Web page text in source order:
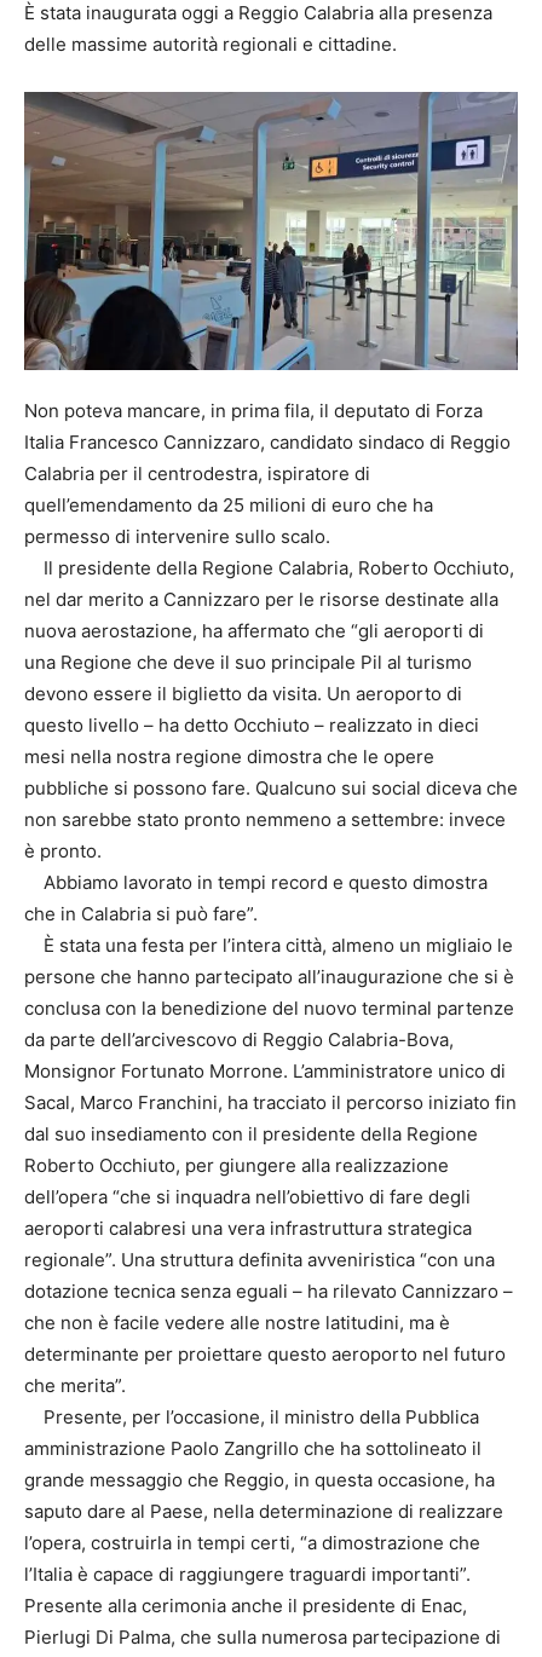
È stata inaugurata oggi a Reggio Calabria alla presenza
delle massime autorità regionali e cittadine.
Non poteva mancare, in prima fila, il deputato di Forza
Italia Francesco Cannizzaro, candidato sindaco di Reggio
Calabria per il centrodestra, ispiratore di
quell’emendamento da 25 milioni di euro che ha
permesso di intervenire sullo scalo.
Il presidente della Regione Calabria, Roberto Occhiuto,
nel dar merito a Cannizzaro per le risorse destinate alla
nuova aerostazione, ha affermato che “gli aeroporti di
una Regione che deve il suo principale Pil al turismo
devono essere il biglietto da visita. Un aeroporto di
questo livello – ha detto Occhiuto – realizzato in dieci
mesi nella nostra regione dimostra che le opere
pubbliche si possono fare. Qualcuno sui social diceva che
non sarebbe stato pronto nemmeno a settembre: invece
è pronto.
Abbiamo lavorato in tempi record e questo dimostra
che in Calabria si può fare”.
È stata una festa per l’intera città, almeno un migliaio le
persone che hanno partecipato all’inaugurazione che si è
conclusa con la benedizione del nuovo terminal partenze
da parte dell’arcivescovo di Reggio Calabria-Bova,
Monsignor Fortunato Morrone. L’amministratore unico di
Sacal, Marco Franchini, ha tracciato il percorso iniziato fin
dal suo insediamento con il presidente della Regione
Roberto Occhiuto, per giungere alla realizzazione
dell’opera “che si inquadra nell’obiettivo di fare degli
aeroporti calabresi una vera infrastruttura strategica
regionale”. Una struttura definita avveniristica “con una
dotazione tecnica senza eguali – ha rilevato Cannizzaro –
che non è facile vedere alle nostre latitudini, ma è
determinante per proiettare questo aeroporto nel futuro
che merita”.
Presente, per l’occasione, il ministro della Pubblica
amministrazione Paolo Zangrillo che ha sottolineato il
grande messaggio che Reggio, in questa occasione, ha
saputo dare al Paese, nella determinazione di realizzare
l’opera, costruirla in tempi certi, “a dimostrazione che
l’Italia è capace di raggiungere traguardi importanti”.
Presente alla cerimonia anche il presidente di Enac,
Pierlugi Di Palma, che sulla numerosa partecipazione di